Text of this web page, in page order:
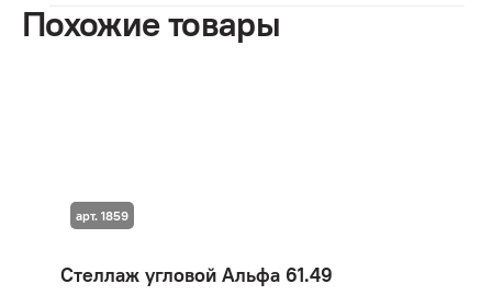
Похожие товары
Стеллаж угловой Альфа 61.49
арт. 1859